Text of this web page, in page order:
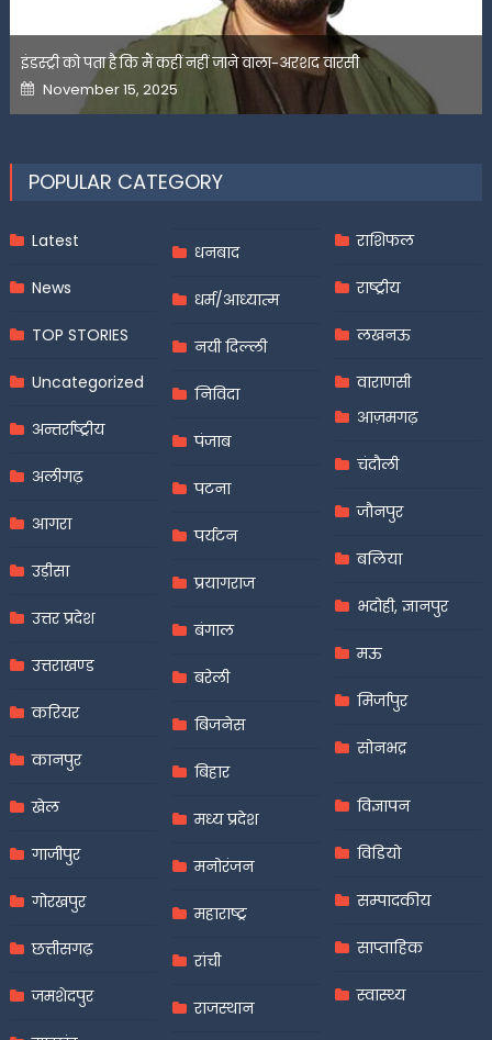
इंडस्ट्री को पता है कि मैं कहीं नहीं जाने वाला-अरशद वारसी
Posted
on
November 15, 2025
POPULAR CATEGORY
Latest
News
TOP STORIES
Uncategorized
अन्तर्राष्ट्रीय
अलीगढ़
आगरा
उड़ीसा
उत्तर प्रदेश
उत्तराखण्ड
करियर
कानपुर
खेल
गाजीपुर
गोरखपुर
छत्तीसगढ़
जमशेदपुर
धनबाद
धर्म/आध्यात्म
नयी दिल्ली
निविदा
पंजाब
पटना
पर्यटन
प्रयागराज
बंगाल
बरेली
बिजनेस
बिहार
मध्य प्रदेश
मनोरंजन
महाराष्ट्र
रांची
राजस्थान
राशिफल
राष्ट्रीय
लखनऊ
वाराणसी
आज़मगढ़
चंदौली
जौनपुर
बलिया
भदोही, ज्ञानपुर
मऊ
मिर्जापुर
सोनभद्र
विज्ञापन
विडियो
सम्पादकीय
साप्ताहिक
स्वास्थ्य